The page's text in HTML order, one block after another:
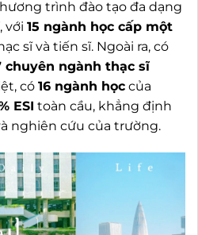
trình đào tạo đa dạng
, với 15 ngành học cấp một
sĩ và tiến sĩ. Ngoài ra, có
chuyên ngành thạc sĩ
có 16 ngành học của
ESI toàn cầu, khẳng định
nghiên cứu của trường.